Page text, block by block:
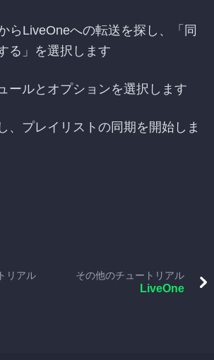
らLiveOneへの転送を探し、「同
る」を選択します
ールとオプションを選択します
、プレイリストの同期を開始しま
リアル その他のチュートリアル
LiveOne